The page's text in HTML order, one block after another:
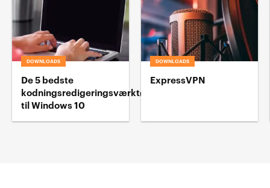
DOWNLOADS
De 5 bedste
kodningsredigeringsværktøj
til Windows 10
DOWNLOADS
ExpressVPN